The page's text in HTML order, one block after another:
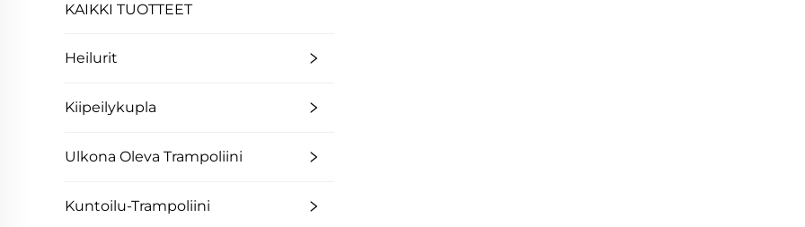
KAIKKI TUOTTEET
Heilurit
Kiipeilykupla
Ulkona Oleva Trampoliini
Kuntoilu-Trampoliini